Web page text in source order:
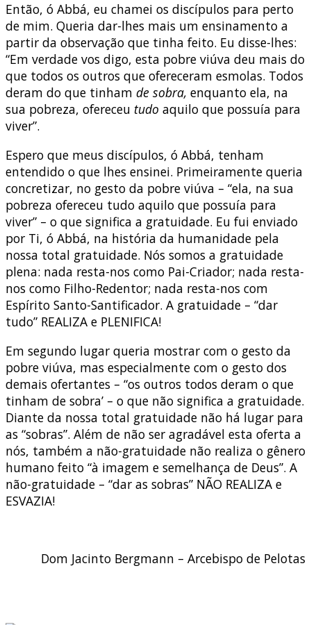
Então, ó Abbá, eu chamei os discípulos para perto
de mim. Queria dar-lhes mais um ensinamento a
partir da observação que tinha feito. Eu disse-lhes:
“Em verdade vos digo, esta pobre viúva deu mais do
que todos os outros que ofereceram esmolas. Todos
deram do que tinham de sobra, enquanto ela, na
sua pobreza, ofereceu tudo aquilo que possuía para
viver”.
Espero que meus discípulos, ó Abbá, tenham
entendido o que lhes ensinei. Primeiramente queria
concretizar, no gesto da pobre viúva – “ela, na sua
pobreza ofereceu tudo aquilo que possuía para
viver” – o que significa a gratuidade. Eu fui enviado
por Ti, ó Abbá, na história da humanidade pela
nossa total gratuidade. Nós somos a gratuidade
plena: nada resta-nos como Pai-Criador; nada resta-
nos como Filho-Redentor; nada resta-nos com
Espírito Santo-Santificador. A gratuidade – “dar
tudo” REALIZA e PLENIFICA!
Em segundo lugar queria mostrar com o gesto da
pobre viúva, mas especialmente com o gesto dos
demais ofertantes – “os outros todos deram o que
tinham de sobra’ – o que não significa a gratuidade.
Diante da nossa total gratuidade não há lugar para
as “sobras”. Além de não ser agradável esta oferta a
nós, também a não-gratuidade não realiza o gênero
humano feito “à imagem e semelhança de Deus”. A
não-gratuidade – “dar as sobras” NÃO REALIZA e
ESVAZIA!
Dom Jacinto Bergmann – Arcebispo de Pelotas